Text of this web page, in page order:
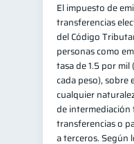
El impuesto de
transferencias
del Código
personas como
tasa de 1.5 por
cada peso), sobre
cualquier
de intermediación
transferencias o
a terceros. Según